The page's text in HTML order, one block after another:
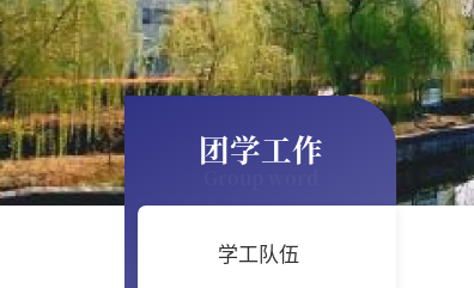
团学工作
学工队伍